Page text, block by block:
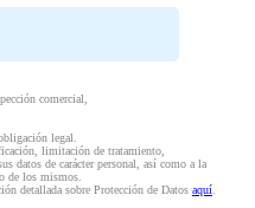
comercial,
legal.
limitación de tratamiento,
datos de carácter personal, así como a la
de los mismos.
detallada sobre Protección de Datos aquí.